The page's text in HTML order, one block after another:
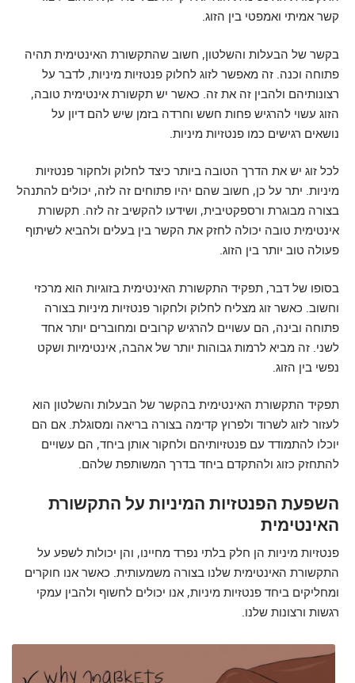
קשר אמיתי ואמפטי בין הזוג.
בקשר של הבעלות והשלטון, חשוב שהתקשורת האינטימית תהיה
פתוחה וכנה. זה מאפשר לזוג לחלוק פנטזיות מיניות, לדבר על
רצונותיהם ולהבין זה את זה. כאשר יש תקשורת אינטימית טובה,
הזוג עשוי להרגיש פחות חשש וחרדה בזמן שיש להם דיון על
נושאים רגישים כמו פנטזיות מיניות.
לכל זוג יש את הדרך הטובה ביותר כיצד לחלוק ולחקור פנטזיות
מיניות. יתר על כן, חשוב שהם יהיו פתוחים זה לזה, יכולים להתנהל
בצורה מבוגרת ורספקטיבית, ושידעו להקשיב זה לזה. תקשורת
אינטימית טובה יכולה לחזק את הקשר בין בעלים ולהביא לשיתוף
פעולה טוב יותר בין הזוג.
בסופו של דבר, תפקיד התקשורת האינטימית בזוגיות הוא מרכזי
וחשוב. כאשר זוג מצליח לחלוק ולחקור פנטזיות מיניות בצורה
פתוחה ובינה, הם עשויים להרגיש קרובים ומחוברים יותר אחד
לשני. זה מביא לרמות גבוהות יותר של אהבה, אינטימיות ושקט
נפשי בין הזוג.
תפקיד התקשורת האינטימית בהקשר של הבעלות והשלטון הוא
לעזור לזוג לשרוד ולפרוץ קדימה בצורה בריאה ומסוגלת. אם הם
יוכלו להתמודד עם פנטזיותיהם ולחקור אותן ביחד, הם עשויים
להתחזק כזוג ולהתקדם ביחד בדרך המשותפת שלהם.
השפעת הפנטזיות המיניות על התקשורת
האינטימית
פנטזיות מיניות הן חלק בלתי נפרד מחיינו, והן יכולות לשפע על
התקשורת האינטימית שלנו בצורה משמעותית. כאשר אנו חוקרים
ומחליקים ביחד פנטזיות מיניות, אנו יכולים לחשוף ולהבין עמקי
רגשות ורצונות שלנו.